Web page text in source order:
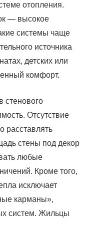
отопления.
— высокое
системы чаще
источника
детских или
комфорт.
стенового
Отсутствие
расставлять
стены под декор
любые
Кроме того,
исключает
карманы»,
систем. Жильцы